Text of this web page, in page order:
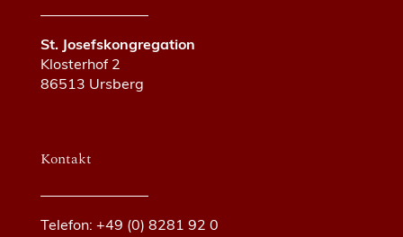
St. Josefskongregation
Klosterhof 2
86513 Ursberg
Kontakt
Telefon: +49 (0) 8281 92 0